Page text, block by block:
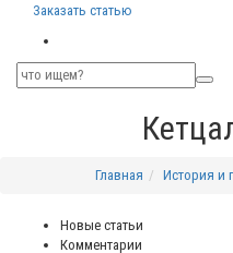
Заказать статью
Главная История и
Новые статьи
Комментарии